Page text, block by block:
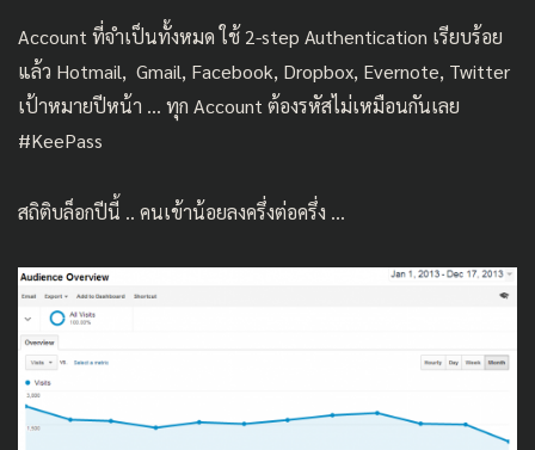
Account ที่จำเป็นทั้งหมด ใช้ 2-step Authentication เรียบร้อย
แล้ว Hotmail, Gmail, Facebook, Dropbox, Evernote, Twitter
เป้าหมายปีหน้า … ทุก Account ต้องรหัสไม่เหมือนกันเลย
#KeePass
สถิติบล็อกปีนี้ .. คนเข้าน้อยลงครึ่งต่อครึ่ง …